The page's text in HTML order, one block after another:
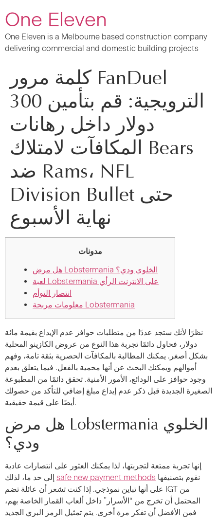
One Eleven
One Eleven is a Melbourne based construction company
delivering commercial and domestic building projects
كلمة مرور FanDuel
الترويجية: قم بتأمين 300
دولار داخل رهانات
المكافآت لامتلاك Bears
ضد Rams، NFL
Division Bullet حتى
نهاية الأسبوع
مدونات
هل مرض Lobstermania الخلوي ودي؟
لعبة Lobstermania على الانترنت الرأي
انتصار التوأم
معلومات مربحة Lobstermania
نظرًا لأنك ستجد عددًا من متطلبات حوافز عدم الإيداع بقيمة مائة
دولار، فحاول دائمًا تجربة هذا النوع من عروض الكازينو المحلية
بشكل أصغر. يمكنك المطالبة بالمكافآت الحصرية بثقة تامة، وفهم
أموالهم ويمكنك البحث عن أنها محمية بالفعل. فيما يتعلق بعدم
وجود حوافز على الودائع، الأمور الأمنية. تحقق دائمًا من المطبوعة
الصغيرة الجديدة قبل ذكر عدم إيداع مبلغ إضافي للتأكد من حصولك
أيضًا على قيمة حقيقية.
هل مرض Lobstermania الخلوي
ودي؟
إنها تجربة ممتعة لتجربتها، لذا يمكنك العثور على انتصارات عادية
safe new payment methods
على أنها تباين نموذجي. إذا كنت تشعر أن عائلة تضم IGT من
المحتمل أن تخرج من “الأسرار” داخل ألعاب القمار الخاصة بهم،
فمن الأفضل أن تفكر مرة أخرى. يتم تمثيل الرمز البري الجديد